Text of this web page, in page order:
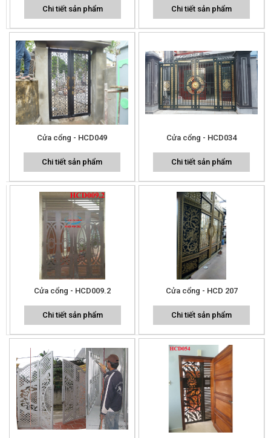
Chi tiết sản phẩm Chi tiết sản phẩm
Cửa cổng - HCD049
Chi tiết sản phẩm
Cửa cổng - HCD034
Chi tiết sản phẩm
Cửa cổng - HCD009.2
Chi tiết sản phẩm
Cửa cổng - HCD 207
Chi tiết sản phẩm